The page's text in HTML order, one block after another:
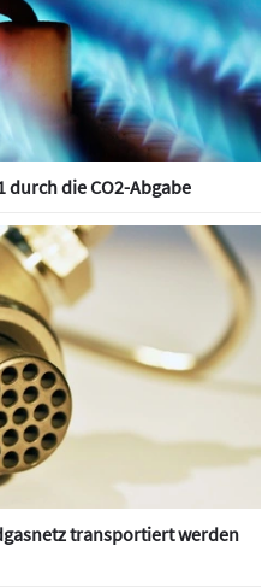
durch die CO2-Abgabe
transportiert werden